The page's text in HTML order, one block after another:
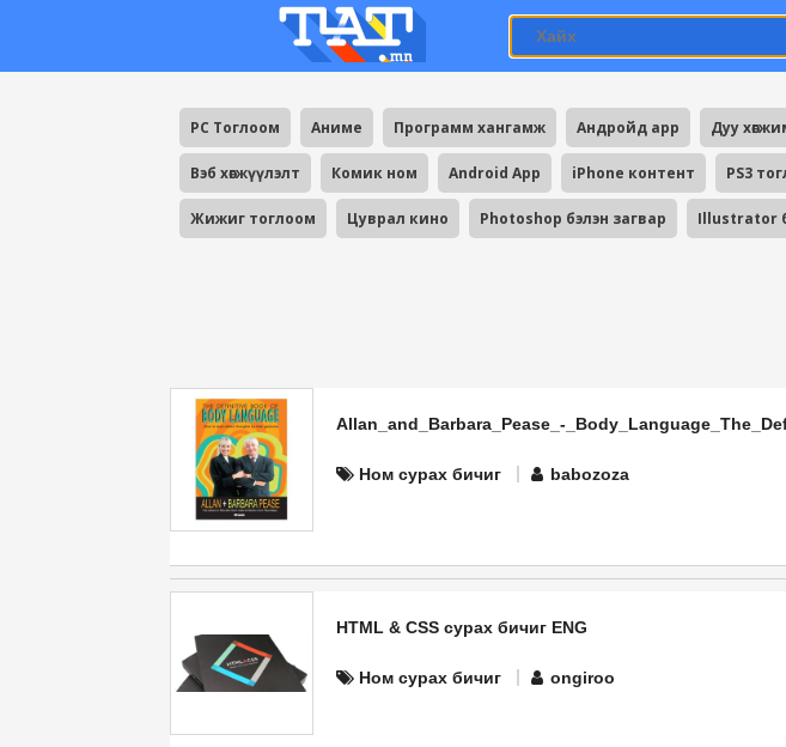
PC Тоглоом Аниме Программ хангамж Андройд app Дуу
Вэб хөгжүүлэлт Комик ном Android App iPhone контент PS3
Жижиг тоглоом Цуврал кино Photoshop бэлэн загвар Illustrator
Allan_and_Barbara_Pease_-
Ном сурах бичиг babozoza
HTML & CSS сурах бичиг ENG
Ном сурах бичиг ongiroo